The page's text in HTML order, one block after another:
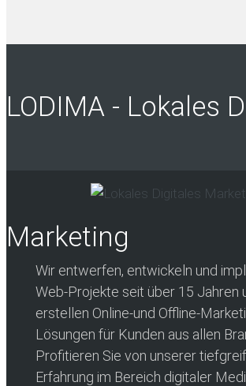
LODIMA - Lokales
Marketing
Wir entwerfen, entwickeln und
Web-Projekte seit über 15 Jahren
erstellen Online-und Offline-
Lösungen für Kunden aus allen
Profitieren Sie von unserer
Erfahrung im Bereich digitaler